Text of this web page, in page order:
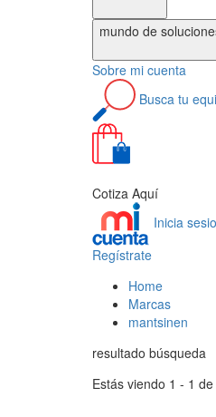
mundo de
Sobre mi cuenta
Busca tu
Cotiza Aquí
Inicia
Regístrate
Home
Marcas
mantsinen
resultado búsqueda
Estás viendo 1 - 1